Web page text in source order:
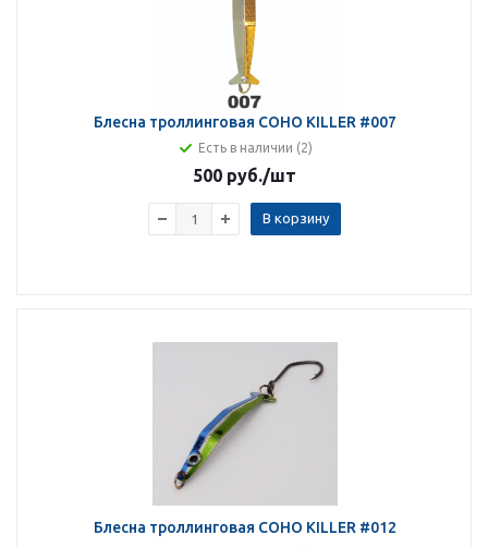
Блесна троллинговая COHO KILLER #007
Есть в наличии (2)
500 руб./шт
В корзину
Блесна троллинговая COHO KILLER #012